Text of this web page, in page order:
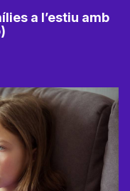
a l’estiu amb